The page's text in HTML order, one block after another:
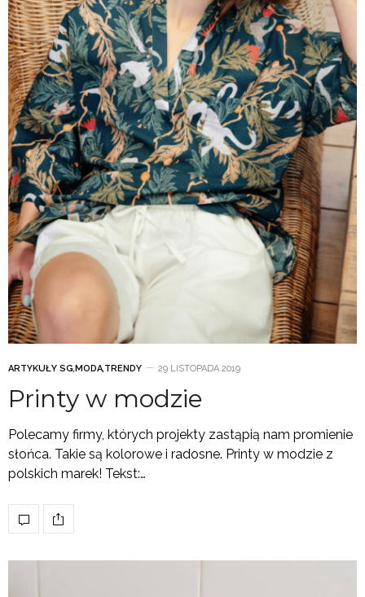
ARTYKUŁY SG,MODA,TRENDY 29 LISTOPADA 2019
Printy w modzie
Polecamy firmy, których projekty zastąpią nam promienie
słońca. Takie są kolorowe i radosne. Printy w modzie z
polskich marek! Tekst:…